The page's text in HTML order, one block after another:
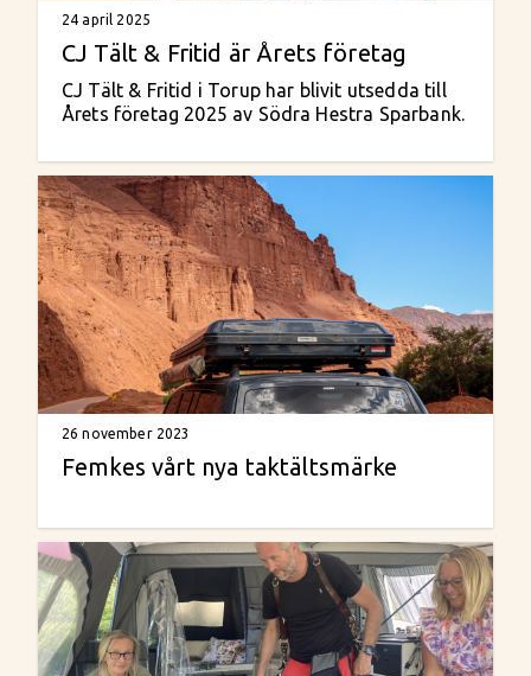
24 april 2025
CJ Tält & Fritid är Årets företag
CJ Tält & Fritid i Torup har blivit utsedda till
Årets företag 2025 av Södra Hestra Sparbank.
26 november 2023
Femkes vårt nya taktältsmärke